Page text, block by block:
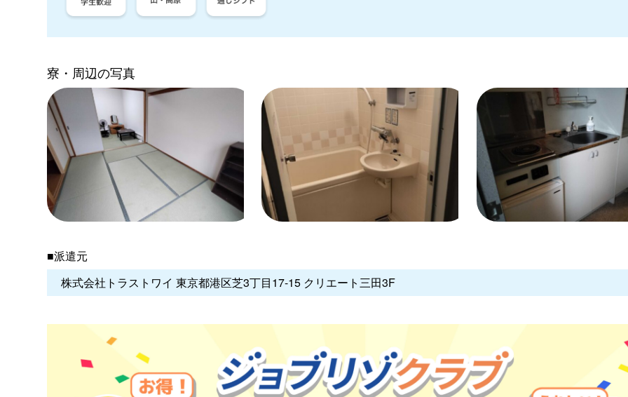
寮・周辺の写真
■派遣元
株式会社トラストワイ 東京都港区芝3丁目17-15 クリエート三田3F